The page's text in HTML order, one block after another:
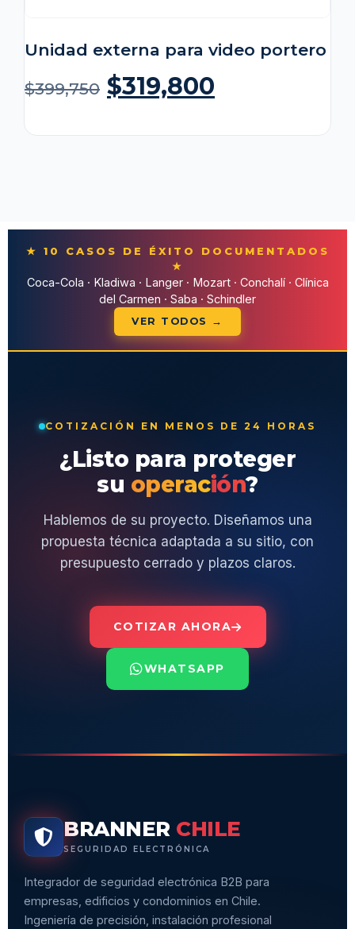
Unidad externa para video portero
$399,750 $319,800
★ 10 CASOS DE ÉXITO DOCUMENTADOS
★
Coca-Cola · Kladiwa · Langer · Mozart · Conchalí · Clínica
del Carmen · Saba · Schindler
VER TODOS →
COTIZACIÓN EN MENOS DE 24 HORAS
¿Listo para proteger
su operación?
Hablemos de su proyecto. Diseñamos una
propuesta técnica adaptada a su sitio, con
presupuesto cerrado y plazos claros.
COTIZAR AHORA
WHATSAPP
BRANNER CHILE
SEGURIDAD ELECTRÓNICA
Integrador de seguridad electrónica B2B para
empresas, edificios y condominios en Chile.
Ingeniería de precisión, instalación profesional